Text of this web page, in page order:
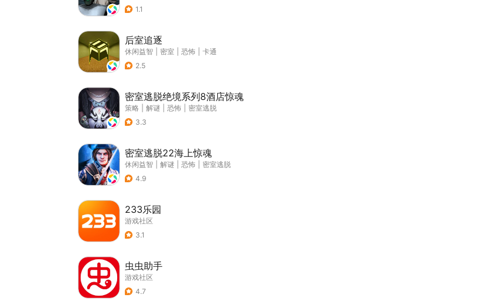
1.1
后室追逐
休闲益智 密室 恐怖
卡通
2.5
密室逃脱绝境系列8酒店惊魂
策略 解谜 恐怖
密室逃脱
3.3
密室逃脱22海上惊魂
休闲益智 解谜 恐怖
密室逃脱
4.9
233乐园
游戏社区
3.1
虫虫助手
游戏社区
4.7